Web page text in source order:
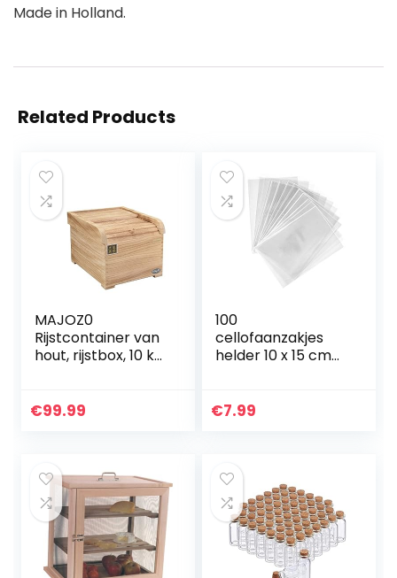
Made in Holland.
Related Products
MAJOZ0
Rijstcontainer van
hout, rijstbox, 10 kg
opslagplaats
€99.99
100
cellofaanzakjes
helder 10 x 15 cm
klein meegeefspul
€7.99